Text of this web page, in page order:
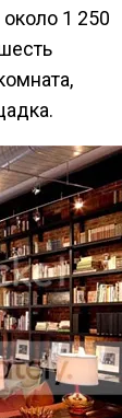
1 250